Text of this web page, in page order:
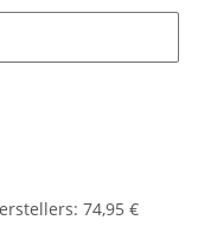
: 74,95 €